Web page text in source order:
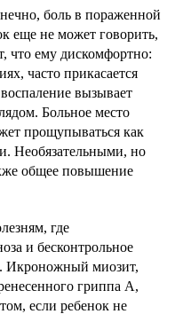
боль в пораженной
еще не может говорить,
что ему дискомфортно:
часто прикасается
вызывает
Больное место
прощупываться как
Необязательными, но
общее повышение
где
и бесконтрольное
Икроножный миозит,
гриппа А,
если ребенок не